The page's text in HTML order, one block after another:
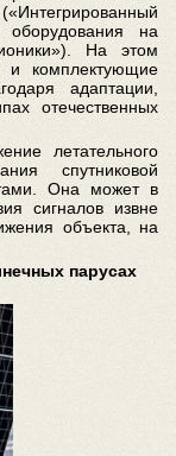
оборудования на
На этом
и комплектующие
адаптации,
отечественных
летательного
спутниковой
Она может в
сигналов извне
объекта, на
парусах